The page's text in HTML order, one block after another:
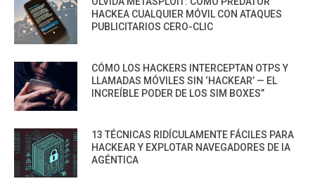
HACKEA CUALQUIER MÓVIL CON ATAQUES
PUBLICITARIOS CERO-CLIC
CÓMO LOS HACKERS INTERCEPTAN OTPS Y
LLAMADAS MÓVILES SIN ‘HACKEAR’ — EL
INCREÍBLE PODER DE LOS SIM BOXES”
13 TÉCNICAS RIDÍCULAMENTE FÁCILES PARA
HACKEAR Y EXPLOTAR NAVEGADORES DE IA
AGÉNTICA